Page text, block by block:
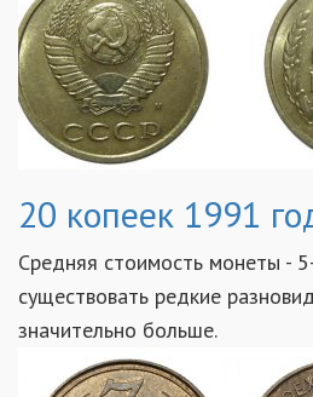
20 копеек 1991
Средняя стоимость монеты -
существовать редкие
значительно больше.